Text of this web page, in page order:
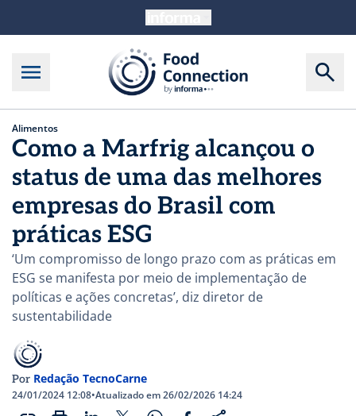
Alimentos
Como a Marfrig alcançou o
status de uma das melhores
empresas do Brasil com
práticas ESG
‘Um compromisso de longo prazo com as práticas em
ESG se manifesta por meio de implementação de
políticas e ações concretas’, diz diretor de
sustentabilidade
Por Redação TecnoCarne
24/01/2024 12:08•Atualizado em 26/02/2026 14:24